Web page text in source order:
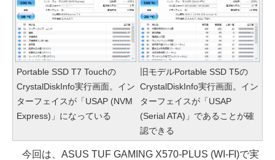
Portable SSD T7 Touchの
CrystalDiskInfo実行画面。イン
ターフェイスが「USAP (NVM
Express)」になっている
旧モデルPortable SSD T5の
CrystalDiskInfo実行画面。イン
ターフェイスが「USAP
(Serial ATA)」であることが確
認できる
今回は、ASUS TUF GAMING X570-PLUS (WI-FI)で実